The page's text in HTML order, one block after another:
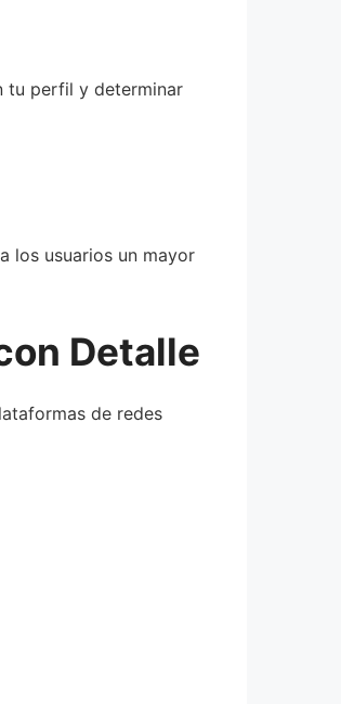
tu perfil y determinar
los usuarios un mayor
Detalle
de redes